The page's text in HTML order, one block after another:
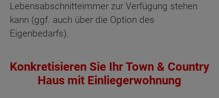
Lebensabschnitteimmer zur Verfügung stehen
kann (ggf. auch über die Option des
Eigenbedarfs).
Konkretisieren Sie Ihr Town & Country
Haus mit Einliegerwohnung